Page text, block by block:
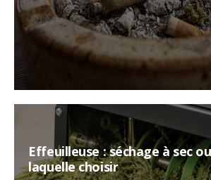
Effeuilleuse : séchage à sec
laquelle choisir